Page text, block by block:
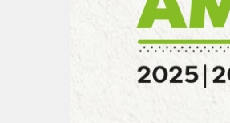
SOMOS TODOS EUROPEUS
ENCONTROS IMAGINÁRIOS